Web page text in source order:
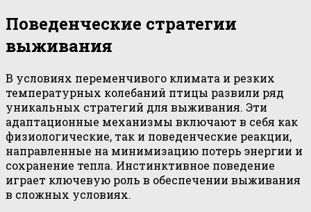
Поведенческие стратегии
выживания
В условиях переменчивого климата и резких
температурных колебаний птицы развили ряд
уникальных стратегий для выживания. Эти
адаптационные механизмы включают в себя как
физиологические, так и поведенческие реакции,
направленные на минимизацию потерь энергии и
сохранение тепла. Инстинктивное поведение
играет ключевую роль в обеспечении выживания
в сложных условиях.